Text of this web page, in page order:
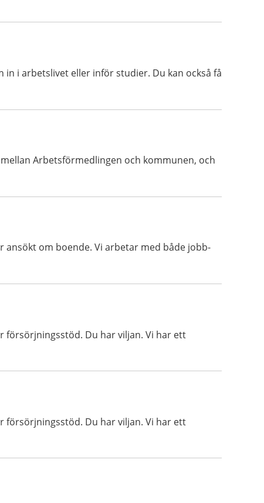
in i arbetslivet eller inför studier. Du kan också få
Arbetsförmedlingen och kommunen, och
om boende. Vi arbetar med både jobb-
försörjningsstöd. Du har viljan. Vi har ett
försörjningsstöd. Du har viljan. Vi har ett